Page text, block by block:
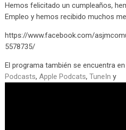
Hemos felicitado un cumpleaños,
Empleo y hemos recibido muchos
https://www.facebook.com/
5578735/
El programa también se encuentra en
Podcasts, Apple Podcats, TuneIn y